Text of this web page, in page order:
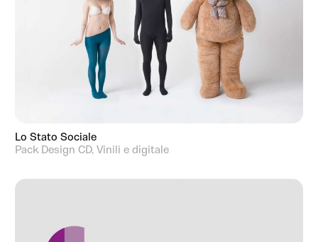
Lo Stato Sociale
Pack Design CD, Vinili e digitale